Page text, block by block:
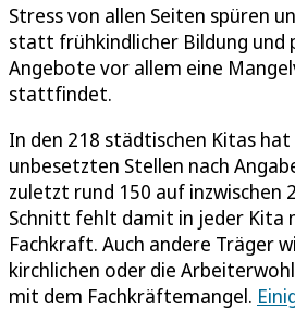
Stress von allen Seiten spüren
statt frühkindlicher Bildung und
Angebote vor allem eine
stattfindet.
In den 218 städtischen Kitas hat
unbesetzten Stellen nach
zuletzt rund 150 auf inzwischen
Schnitt fehlt damit in jeder Kita
Fachkraft. Auch andere Träger
kirchlichen oder die
mit dem Fachkräftemangel.